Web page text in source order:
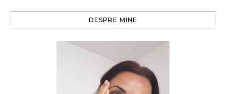
DESPRE MINE